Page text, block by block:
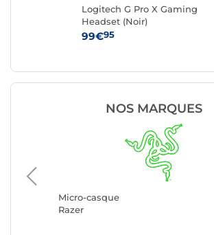
Logitech G Pro X Gaming
Headset (Noir)
99€95
NOS MARQUES
Micro-casque
Razer